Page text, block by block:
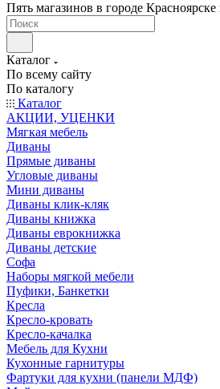
Пять магазинов в городе
Каталог
По всему сайту
По каталогу
Каталог
АКЦИИ, УЦЕНКИ
Мягкая мебель
Диваны
Прямые диваны
Угловые диваны
Мини диваны
Диваны клик-кляк
Диваны книжка
Диваны еврокнижка
Диваны детские
Софа
Наборы мягкой мебели
Пуфики, Банкетки
Кресла
Кресло-кровать
Кресло-качалка
Мебель для Кухни
Кухонные гарнитуры
Фартуки для кухни (панели МДФ)